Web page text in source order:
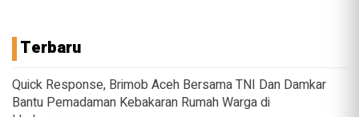
Terbaru
Quick Response, Brimob Aceh Bersama TNI Dan Damkar
Bantu Pemadaman Kebakaran Rumah Warga di